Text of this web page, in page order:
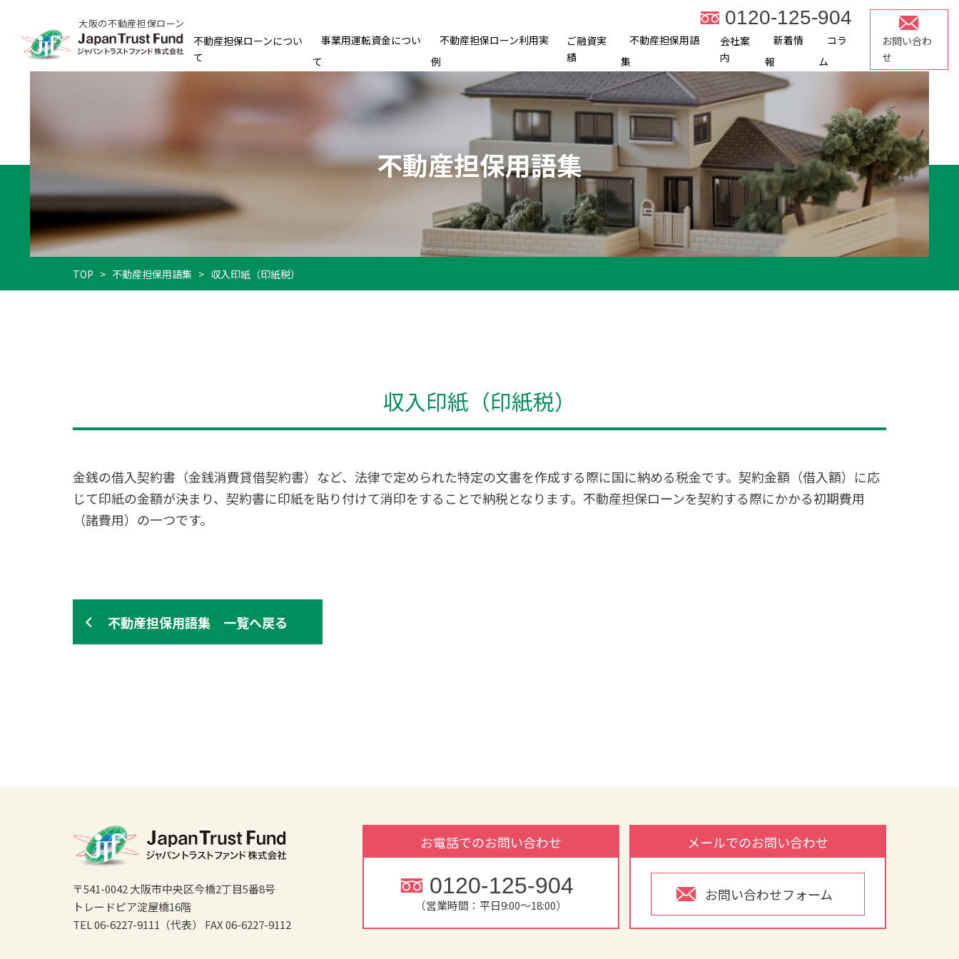
大阪の不動産担保ローン 0120-125-904
不動産担保ローンについ
て
事業用運転資金につい
て
不動産担保ローン利用実
例
ご融資実
績
不動産担保用語
集
会社案
内
新着情
報
コラ
ム
お問い合わ
せ
不動産担保用語集
TOP > 不動産担保用語集 > 収入印紙（印紙税）
収入印紙（印紙税）
金銭の借入契約書（金銭消費貸借契約書）など、法律で定められた特定の文書を作成する際に国に納める税金です。契約金額（借入額）に応
じて印紙の金額が決まり、契約書に印紙を貼り付けて消印をすることで納税となります。不動産担保ローンを契約する際にかかる初期費用
（諸費用）の一つです。
不動産担保用語集 一覧へ戻る
〒541-0042 大阪市中央区今橋2丁目5番8号
トレードピア淀屋橋16階
TEL 06-6227-9111（代表）
FAX 06-6227-9112
お電話でのお問い合わせ
0120-125-904
（営業時間：平日9:00～18:00）
メールでのお問い合わせ
お問い合わせフォーム